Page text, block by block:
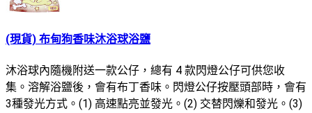
(現貨) 布甸狗香味沐浴球浴鹽
沐浴球內隨機附送一款公仔，總有 4 款閃燈公仔可供您收
集。溶解浴鹽後，會有布丁香味。閃燈公仔按壓頭部時，會有
3種發光方式。(1) 高速點亮並發光。(2) 交替閃爍和發光。(3)